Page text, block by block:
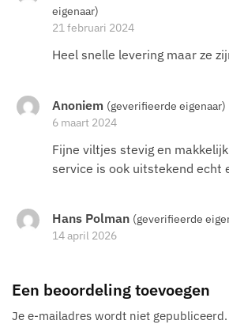
eigenaar)
21 februari 2024
Heel snelle levering maar ze
Anoniem (geverifieerde eigenaar)
6 maart 2024
Fijne viltjes stevig en
service is ook uitstekend echt
Hans Polman (geverifieerde
14 april 2026
Een beoordeling toevoegen
Je e-mailadres wordt niet gepubliceerd.